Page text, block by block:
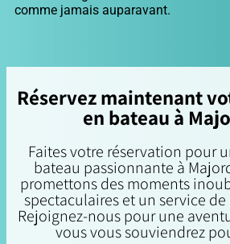
comme jamais auparavant.
Réservez maintenant
en bateau à
Faites votre réservation pour
bateau passionnante à
promettons des moments
spectaculaires et un service de
Rejoignez-nous pour une
vous vous souviendrez